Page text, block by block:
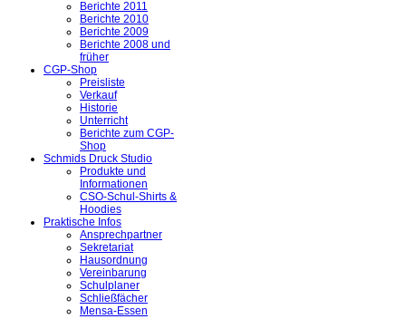
Berichte 2011
Berichte 2010
Berichte 2009
Berichte 2008 und
früher
CGP-Shop
Preisliste
Verkauf
Historie
Unterricht
Berichte zum CGP-
Shop
Schmids Druck Studio
Produkte und
Informationen
CSO-Schul-Shirts &
Hoodies
Praktische Infos
Ansprechpartner
Sekretariat
Hausordnung
Vereinbarung
Schulplaner
Schließfächer
Mensa-Essen